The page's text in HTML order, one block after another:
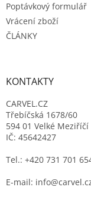
Poptávkový formulář
Vrácení zboží
ČLÁNKY
KONTAKTY
CARVEL.CZ
Třebíčská 1678/60
594 01 Velké Meziříčí
IČ: 45642427
Tel.: +420 731 701
E-mail: